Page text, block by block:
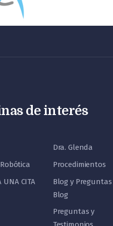
de interés
Dra. Glenda
Procedimientos
UNA CITA
Blog y Preguntas
Blog
Preguntas y